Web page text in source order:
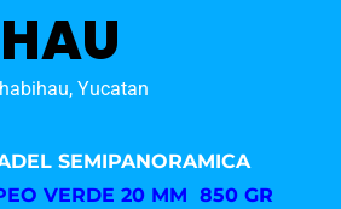
Yucatan
SEMIPANORAMICA
VERDE 20 MM 850 GR